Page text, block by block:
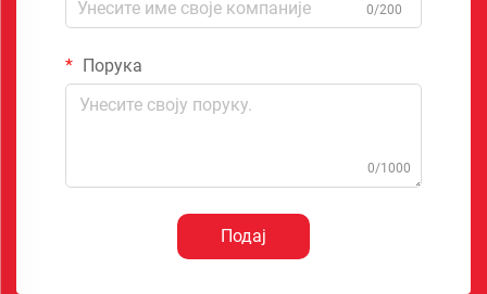
0/200
Порука
0/1000
Подај